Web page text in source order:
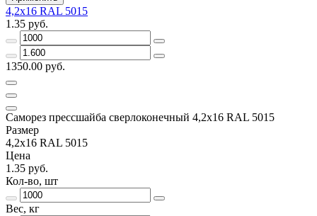
4,2х16 RAL 5015
1.35 руб.
1350.00 руб.
Саморез прессшайба сверлоконечный 4,2х16 RAL 5015
Размер
4,2х16 RAL 5015
Цена
1.35 руб.
Кол-во, шт
Вес, кг